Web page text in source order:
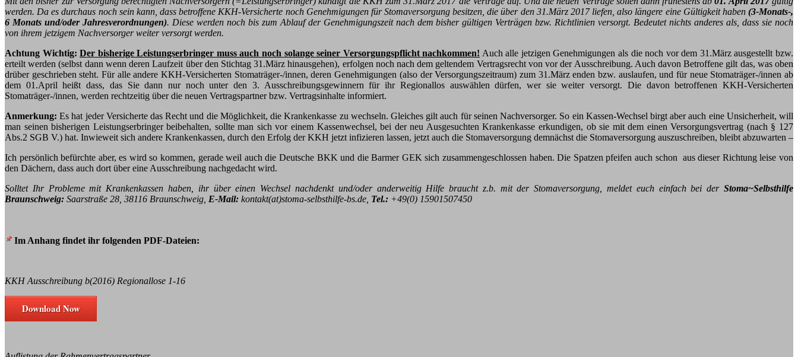
werden. Da es durchaus noch sein kann, dass betroffene KKH-Versicherte noch Genehmigungen für Stomaversorgung besitzen, die über den 31.März 2017 liefen, also längere eine Gültigkeit haben (3-Monats-,
6 Monats und/oder Jahresverordnungen). Diese werden noch bis zum Ablauf der Genehmigungszeit nach dem bisher gültigen Verträgen bzw. Richtlinien versorgt. Bedeutet nichts anderes als, dass sie noch
von ihrem jetzigem Nachversorger weiter versorgt werden.
Achtung Wichtig:Der bisherige Leistungserbringer muss auch noch solange seiner Versorgungspflicht nachkommen! Auch alle jetzigen Genehmigungen als die noch vor dem 31.März ausgestellt bzw.
erteilt werden (selbst dann wenn deren Laufzeit über den Stichtag 31.März hinausgehen), erfolgen noch nach dem geltendem Vertragsrecht von vor der Ausschreibung. Auch davon Betroffene gilt das, was oben
drüber geschrieben steht. Für alle andere KKH-Versicherten Stomaträger-/innen, deren Genehmigungen (also der Versorgungszeitraum) zum 31.März enden bzw. auslaufen, und für neue Stomaträger-/innen ab
dem 01.April heißt dass, das Sie dann nur noch unter den 3. Ausschreibungsgewinnern für ihr Regionallos auswählen dürfen, wer sie weiter versorgt. Die davon betroffenen KKH-Versicherten
Stomaträger-/innen, werden rechtzeitig über die neuen Vertragspartner bzw. Vertragsinhalte informiert.
Anmerkung: Es hat jeder Versicherte das Recht und die Möglichkeit, die Krankenkasse zu wechseln. Gleiches gilt auch für seinen Nachversorger. So ein Kassen-Wechsel birgt aber auch eine Unsicherheit, will
man seinen bisherigen Leistungserbringer beibehalten, sollte man sich vor einem Kassenwechsel, bei der neu Ausgesuchten Krankenkasse erkundigen, ob sie mit dem einen Versorgungsvertrag (nach § 127
Abs.2 SGB V.) hat. Inwieweit sich andere Krankenkassen, durch den Erfolg der KKH jetzt infizieren lassen, jetzt auch die Stomaversorgung demnächst die Stomaversorgung auszuschreiben, bleibt abzuwarten –
Ich persönlich befürchte aber, es wird so kommen, gerade weil auch die Deutsche BKK und die Barmer GEK sich zusammengeschlossen haben. Die Spatzen pfeifen auch schon aus dieser Richtung leise von
den Dächern, dass auch dort über eine Ausschreibung nachgedacht wird.
Solltet Ihr Probleme mit Krankenkassen haben, ihr über einen Wechsel nachdenkt und/oder anderweitig Hilfe braucht z.b. mit der Stomaversorgung, meldet euch einfach bei der Stoma~Selbsthilfe
Braunschweig: Saarstraße 28, 38116 Braunschweig, E-Mail: kontakt(at)stoma-selbsthilfe-bs.de, Tel.: +49(0) 15901507450
Im Anhang findet ihr folgenden PDF-Dateien:
KKH Ausschreibung b(2016) Regionallose 1-16
Download Now